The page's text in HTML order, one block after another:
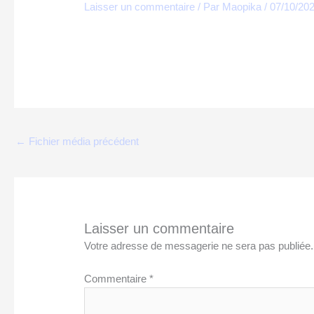
Laisser un commentaire / Par Maopika/ 07/10/
← Fichier média précédent
Laisser un commentaire
Votre adresse de messagerie ne sera pas publiée.
Commentaire*